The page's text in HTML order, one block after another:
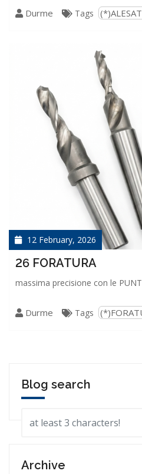
Durme Tags
12 February, 2026
26 FORATURA
massima precisione con le
Durme Tags
Blog search
Archive